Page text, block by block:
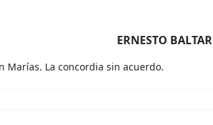
ERNESTO BALTAR
Marías. La concordia sin acuerdo.